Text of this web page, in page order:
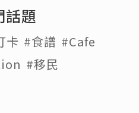
話題
卡 #食譜 #Cafe
#移民